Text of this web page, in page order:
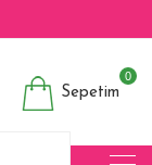
Sepetim
0